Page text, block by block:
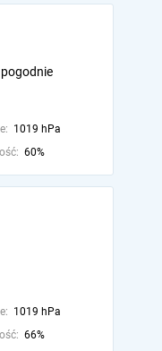
1019 hPa
60%
1019 hPa
66%